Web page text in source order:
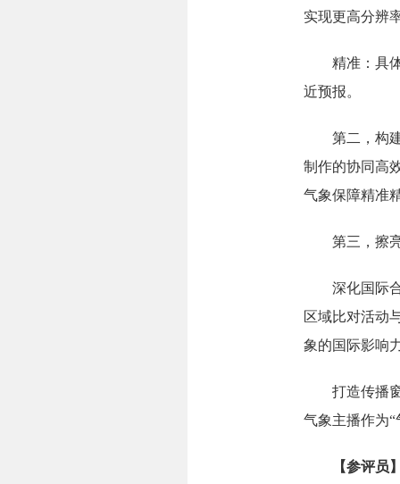
实现更高分辨
精准：具体
近预报。
第二，构建
制作的协同高
气象保障精准
第三，擦亮
深化国际合
区域比对活动
象的国际影响
打造传播窗
气象主播作为
【参评员